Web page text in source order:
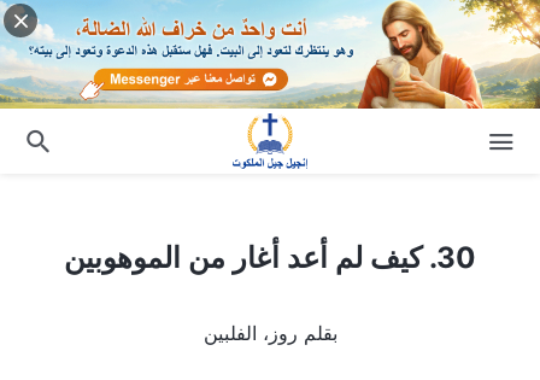
30. كيف لم أعد أغار من الموهوبين
بقلم روز، الفلبين